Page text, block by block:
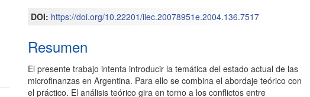
del
DOI: https://doi.org/10.22201/iiec.20078951e.2004.136.7517
Resumen
El presente trabajo intenta introducir la temática del estado actual de las
microfinanzas en Argentina. Para ello se combina el abordaje teórico con
el práctico. El análisis teórico gira en torno a los conflictos entre